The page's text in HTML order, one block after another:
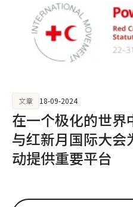
在一个极化的世
与红新月国际大会
动提供重要平台
文章 18-09-2024